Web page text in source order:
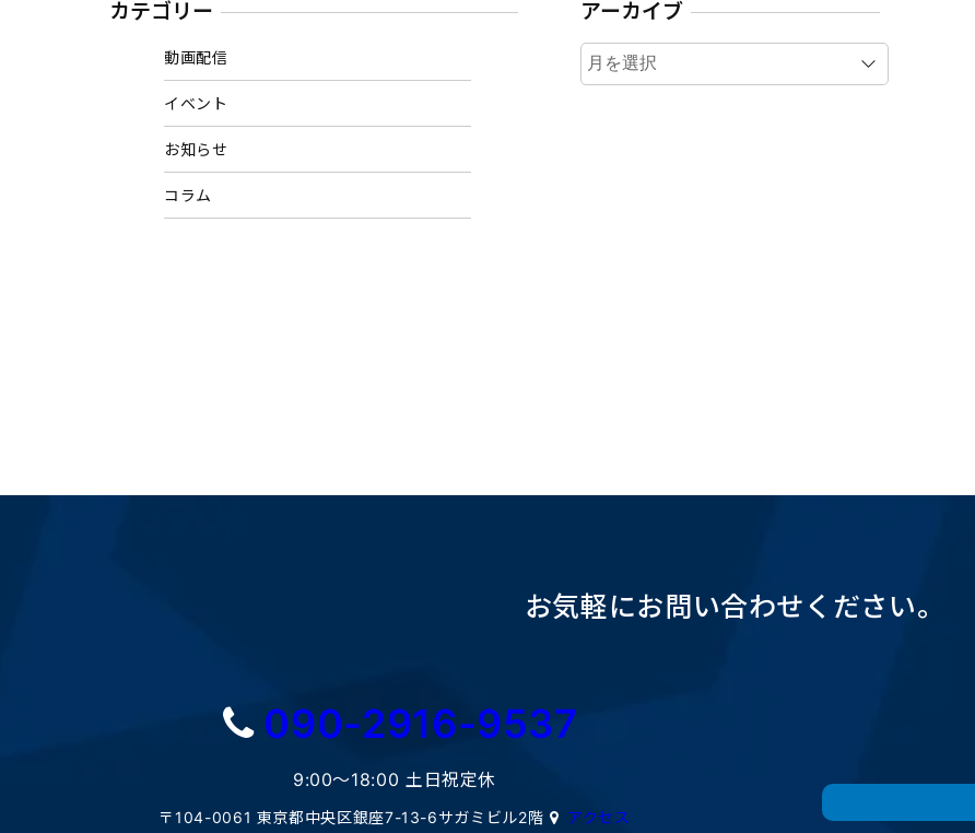
カテゴリー
動画配信
イベント
お知らせ
コラム
アーカイブ
ア
ー
お気軽にお問い合わせください。
090-2916-9537
9:00〜18:00 土日祝定休
〒104-0061 東京都中央区銀座7-13-6サガミビル2階 アクセス